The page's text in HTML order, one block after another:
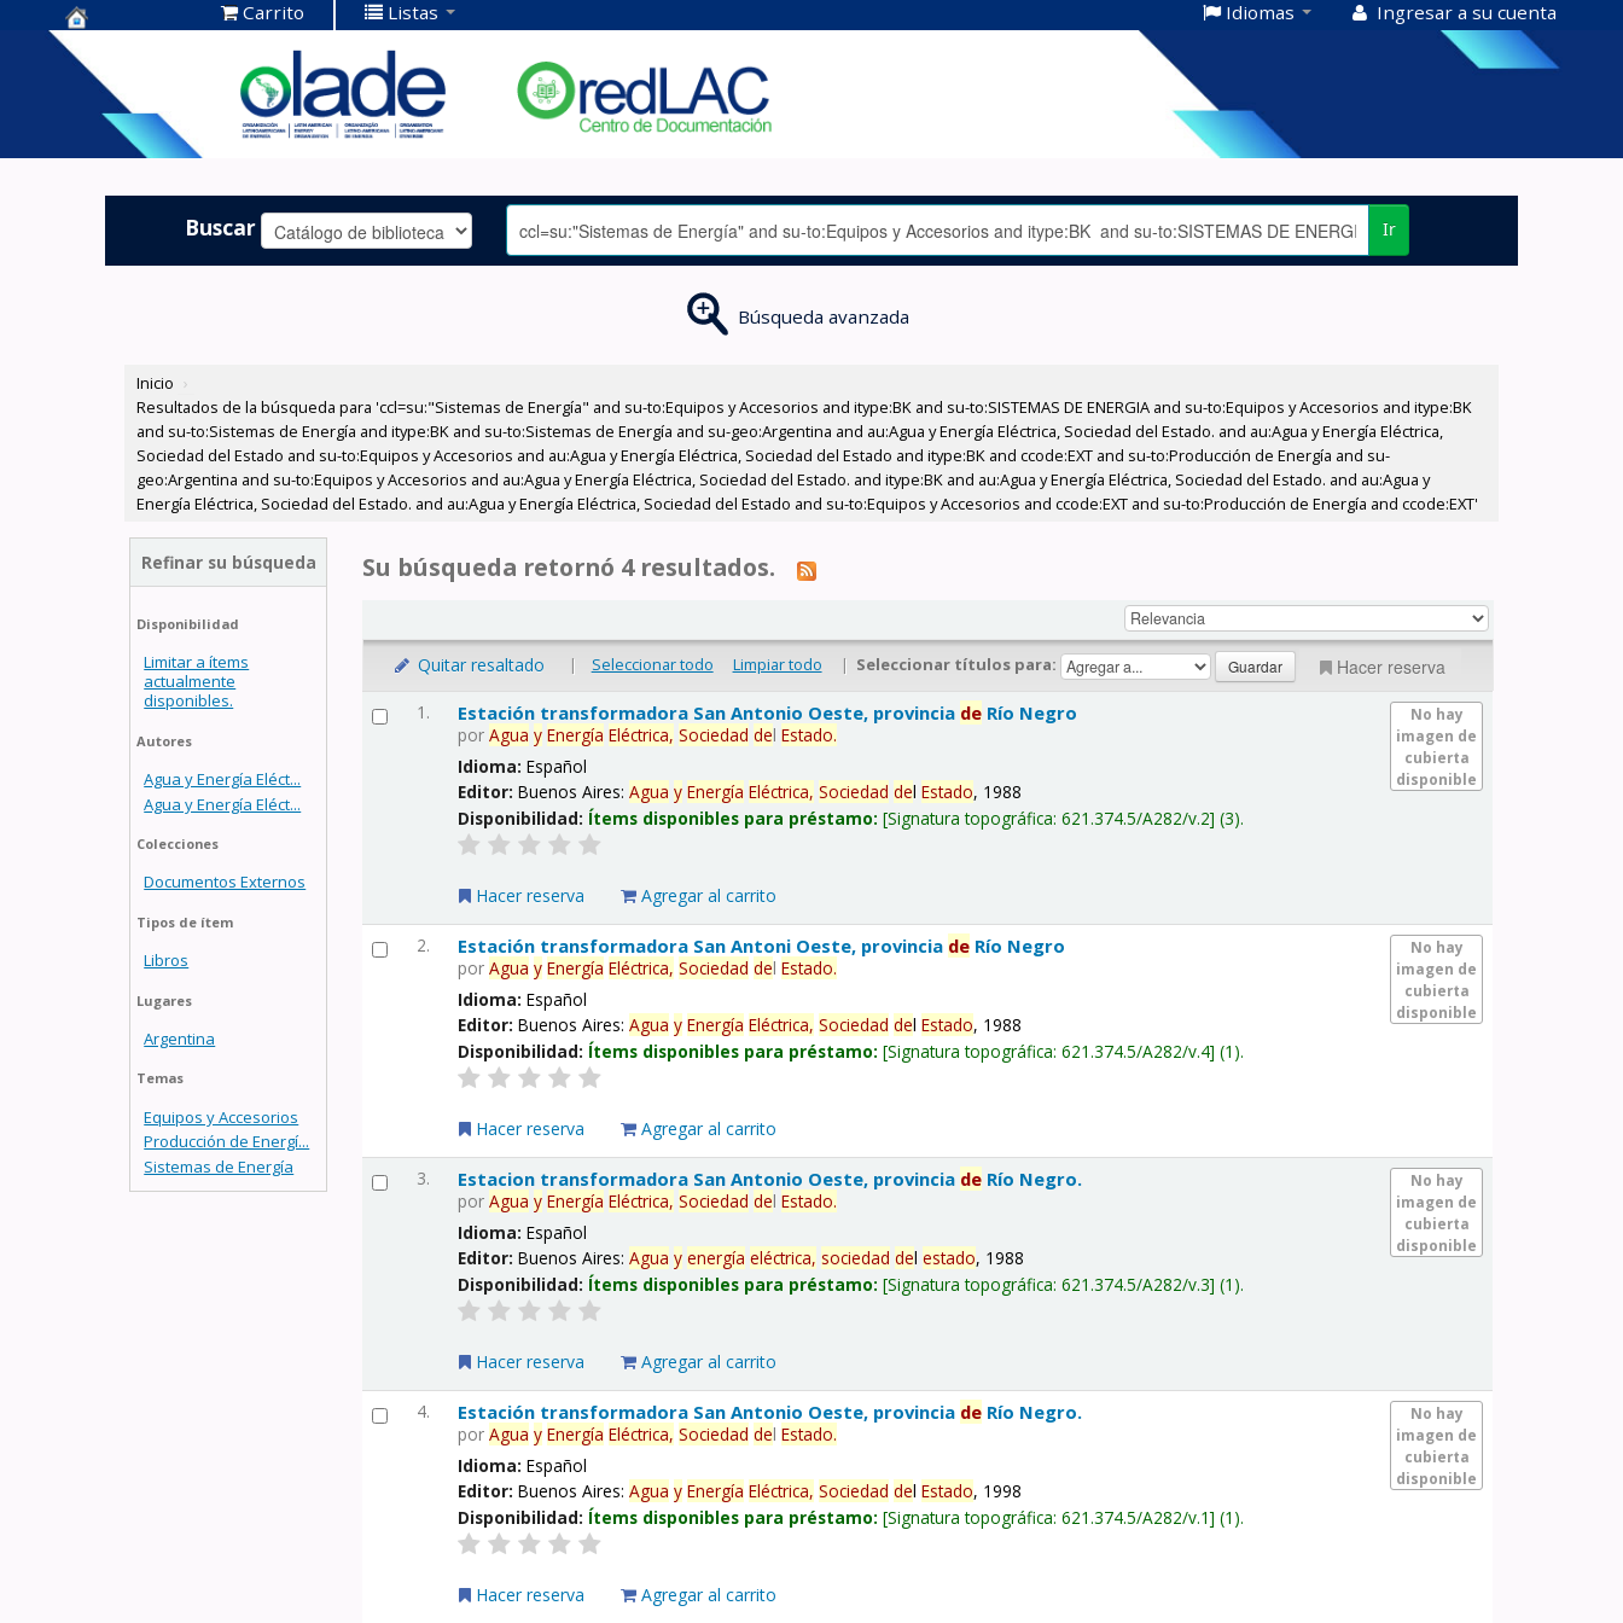
Centro de
Documentación
OLADE -
Carrito Listas Idiomas Ingresar a su cuenta
Buscar Ir
Búsqueda avanzada
Inicio ›
Resultados de la búsqueda para 'ccl=su:"Sistemas de Energía" and su-to:Equipos y Accesorios and itype:BK and su-to:SISTEMAS DE ENERGIA and su-to:Equipos y Accesorios and itype:BK
and su-to:Sistemas de Energía and itype:BK and su-to:Sistemas de Energía and su-geo:Argentina and au:Agua y Energía Eléctrica, Sociedad del Estado. and au:Agua y Energía Eléctrica,
Sociedad del Estado and su-to:Equipos y Accesorios and au:Agua y Energía Eléctrica, Sociedad del Estado and itype:BK and ccode:EXT and su-to:Producción de Energía and su-
geo:Argentina and su-to:Equipos y Accesorios and au:Agua y Energía Eléctrica, Sociedad del Estado. and itype:BK and au:Agua y Energía Eléctrica, Sociedad del Estado. and au:Agua y
Energía Eléctrica, Sociedad del Estado. and au:Agua y Energía Eléctrica, Sociedad del Estado and su-to:Equipos y Accesorios and ccode:EXT and su-to:Producción de Energía and ccode:EXT'
Refinar su búsqueda
Disponibilidad
Limitar a ítems
actualmente
disponibles.
Autores
Agua y Energía Eléct...
Agua y Energía Eléct...
Colecciones
Documentos Externos
Tipos de ítem
Libros
Lugares
Argentina
Temas
Equipos y Accesorios
Producción de Energí...
Sistemas de Energía
Su búsqueda retornó 4 resultados.
Quitar resaltado | Seleccionar todo Limpiar todo | Seleccionar títulos para: Hacer reserva
1.
No hay
imagen de
cubierta
disponible
Estación transformadora San Antonio Oeste, provincia de Río Negro
porAgua y Energía Eléctrica, Sociedad delEstado.
Idioma:Español
Editor:Buenos Aires:Agua y Energía Eléctrica, Sociedad delEstado, 1988
Disponibilidad: Ítems disponibles para préstamo: Signatura topográfica:621.374.5/A282/v.2 (3).
Hacer reserva Agregar al carrito
2.
No hay
imagen de
cubierta
disponible
Estación transformadora San Antoni Oeste, provincia de Río Negro
porAgua y Energía Eléctrica, Sociedad delEstado.
Idioma:Español
Editor:Buenos Aires:Agua y Energía Eléctrica, Sociedad delEstado, 1988
Disponibilidad: Ítems disponibles para préstamo: Signatura topográfica:621.374.5/A282/v.4 (1).
Hacer reserva Agregar al carrito
3.
No hay
imagen de
cubierta
disponible
Estacion transformadora San Antonio Oeste, provincia de Río Negro.
porAgua y Energía Eléctrica, Sociedad delEstado.
Idioma:Español
Editor:Buenos Aires:Agua y energía eléctrica, sociedad delestado, 1988
Disponibilidad: Ítems disponibles para préstamo: Signatura topográfica:621.374.5/A282/v.3 (1).
Hacer reserva Agregar al carrito
4.
No hay
imagen de
cubierta
disponible
Estación transformadora San Antonio Oeste, provincia de Río Negro.
porAgua y Energía Eléctrica, Sociedad delEstado.
Idioma:Español
Editor:Buenos Aires:Agua y Energía Eléctrica, Sociedad delEstado, 1998
Disponibilidad: Ítems disponibles para préstamo: Signatura topográfica:621.374.5/A282/v.1 (1).
Hacer reserva Agregar al carrito